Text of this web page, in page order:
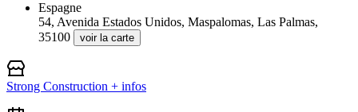
Espagne
54, Avenida Estados Unidos, Maspalomas, Las Palmas,
35100
voir la carte
Strong Construction + infos